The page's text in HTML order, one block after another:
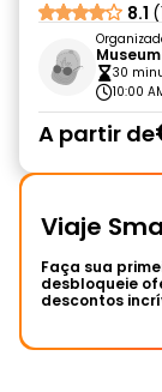
8.1
30
10:00
A partir de
Viaje
Faça sua
desbloqueie
descontos